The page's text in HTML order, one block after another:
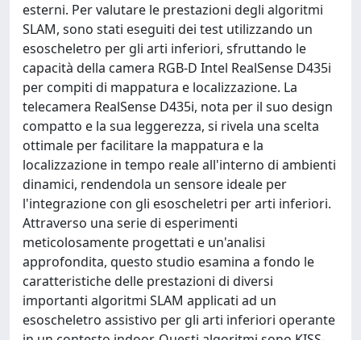
esterni. Per valutare le prestazioni degli algoritmi
SLAM, sono stati eseguiti dei test utilizzando un
esoscheletro per gli arti inferiori, sfruttando le
capacità della camera RGB-D Intel RealSense D435i
per compiti di mappatura e localizzazione. La
telecamera RealSense D435i, nota per il suo design
compatto e la sua leggerezza, si rivela una scelta
ottimale per facilitare la mappatura e la
localizzazione in tempo reale all'interno di ambienti
dinamici, rendendola un sensore ideale per
l'integrazione con gli esoscheletri per arti inferiori.
Attraverso una serie di esperimenti
meticolosamente progettati e un'analisi
approfondita, questo studio esamina a fondo le
caratteristiche delle prestazioni di diversi
importanti algoritmi SLAM applicati ad un
esoscheletro assistivo per gli arti inferiori operante